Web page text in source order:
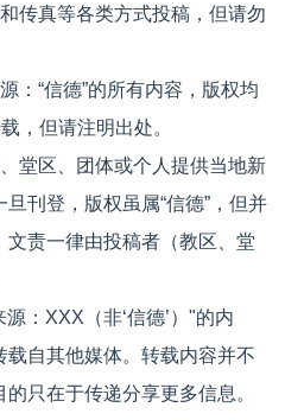
传真等各类方式投稿，但请勿
：“信德”的所有内容，版权均
，但请注明出处。
堂区、团体或个人提供当地新
刊登，版权虽属“信德”，但并
责一律由投稿者（教区、堂
：XXX（非‘信德’）"的内
自其他媒体。转载内容并不
只在于传递分享更多信息。